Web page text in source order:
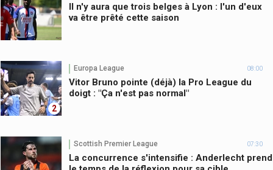
Il n'y aura que trois belges à Lyon : l'un d'eux
va être prêté cette saison
2
Europa League 08:00
Vitor Bruno pointe (déjà) la Pro League du
doigt : "Ça n'est pas normal"
Scottish Premier League 07:30
La concurrence s'intensifie : Anderlecht prend